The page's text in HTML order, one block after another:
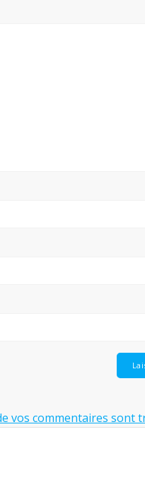
vos commentaires sont